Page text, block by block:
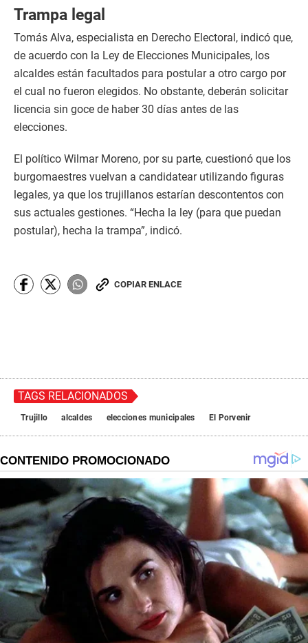
Trampa legal
Tomás Alva, especialista en Derecho Electoral, indicó que,
de acuerdo con la Ley de Elecciones Municipales, los
alcaldes están facultados para postular a otro cargo por
el cual no fueron elegidos. No obstante, deberán solicitar
licencia sin goce de haber 30 días antes de las
elecciones.
El político Wilmar Moreno, por su parte, cuestionó que los
burgomaestres vuelvan a candidatear utilizando figuras
legales, ya que los trujillanos estarían descontentos con
sus actuales gestiones. “Hecha la ley (para que puedan
postular), hecha la trampa”, indicó.
COPIAR ENLACE
TAGS RELACIONADOS
Trujillo alcaldes elecciones municipales El Porvenir